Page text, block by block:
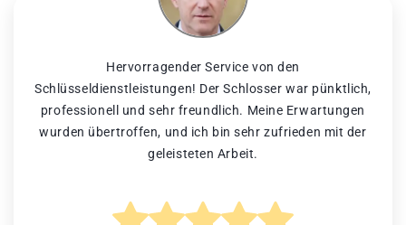
Hervorragender Service von den
Schlüsseldienstleistungen! Der Schlosser war pünktlich,
professionell und sehr freundlich. Meine Erwartungen
wurden übertroffen, und ich bin sehr zufrieden mit der
geleisteten Arbeit.